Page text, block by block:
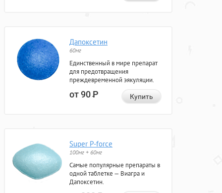
Дапоксетин
60мг
Единственный в мире препарат
для предотвращения
преждевременной эякуляции.
от 90Р Купить
Super P-force
100мг + 60мг
Самые популярные препараты в
одной таблетке — Виагра и
Дапоксетин.